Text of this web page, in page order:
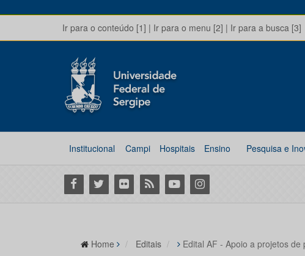
Ir para o conteúdo [1] | Ir para o menu [2] | Ir para a busca [3]
Institucional Campi Hospitais Ensino Pesquisa e
Facebook
Twitter Flickr RSS YoutubeInstagram
Home Editais Edital AF - Apoio a projetos